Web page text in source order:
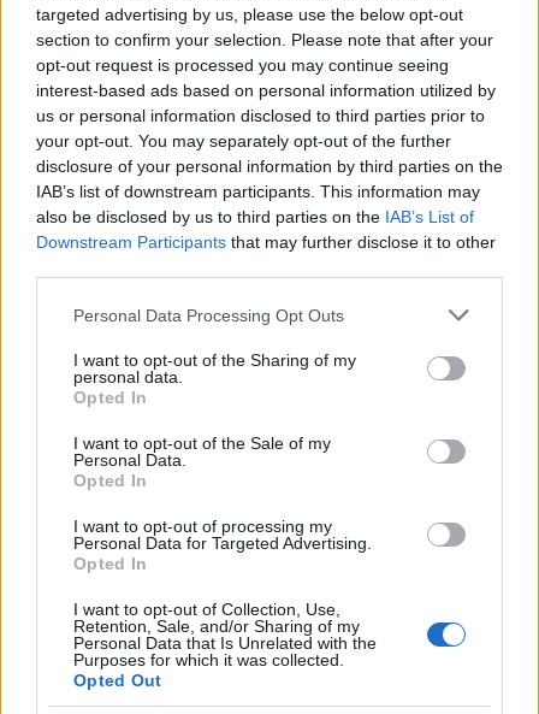
targeted advertising by us, please use the below opt-out
section to confirm your selection. Please note that after your
opt-out request is processed you may continue seeing
interest-based ads based on personal information utilized by
us or personal information disclosed to third parties prior to
your opt-out. You may separately opt-out of the further
disclosure of your personal information by third parties on the
IAB’s list of downstream participants. This information may
also be disclosed by us to third parties on the IAB’s List of
Downstream Participants that may further disclose it to other
Please note that this website/app uses one or more Google
not limited to your visit or usage behaviour. You may click to
grant or deny consent to Google and its third-party tags to
use your data for below specified purposes in below Google
consent section.
Personal Data Processing Opt Outs
I want to opt-out of the Sharing of my
personal data.
Opted In
I want to opt-out of the Sale of my
Personal Data.
Opted In
I want to opt-out of processing my
Personal Data for Targeted Advertising.
Opted In
I want to opt-out of Collection, Use,
Retention, Sale, and/or Sharing of my
Personal Data that Is Unrelated with the
Purposes for which it was collected.
Opted Out
Continua a leggere
CALCIO FEMMINILE
Scopri le storie di successo del calcio femminile in
‘Campionesse’
Ilaria Mauri · 8 Ago 2026
CALCIO FEMMINILE